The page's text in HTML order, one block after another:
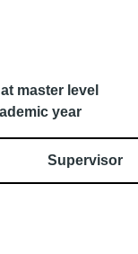
master level
year
Supervisor